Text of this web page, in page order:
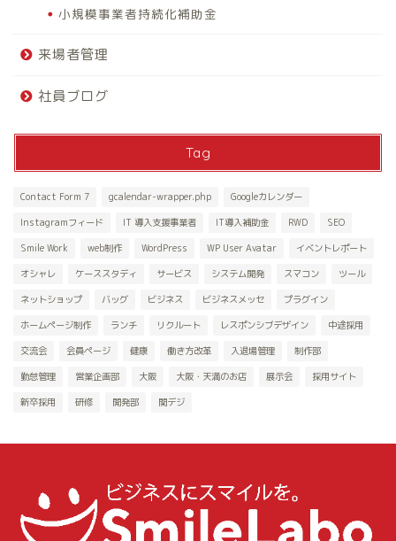
小規模事業者持続化補助金
来場者管理
社員ブログ
Tag
Contact Form 7 gcalendar-wrapper.php Googleカレンダー
Instagramフィード IT 導入支援事業者 IT導入補助金 RWD SEO
Smile Work web制作 WordPress WP User Avatar イベントレポート
オシャレ ケーススタディ サービス システム開発 スマコン ツール
ネットショップ バッグ ビジネス ビジネスメッセ プラグイン
ホームページ制作 ランチ リクルート レスポンシブデザイン 中途採用
交流会 会員ページ 健康 働き方改革 入退場管理 制作部
勤怠管理 営業企画部 大阪 大阪・天満のお店 展示会 採用サイト
新卒採用 研修 開発部 関デジ